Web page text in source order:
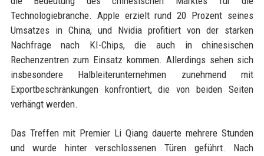
Technologiebranche. Apple erzielt rund 20 Prozent seines
Umsatzes in China, und Nvidia profitiert von der starken
Nachfrage nach KI-Chips, die auch in chinesischen
Rechenzentren zum Einsatz kommen. Allerdings sehen sich
insbesondere Halbleiterunternehmen zunehmend mit
Exportbeschränkungen konfrontiert, die von beiden Seiten
verhängt werden.
Das Treffen mit Premier Li Qiang dauerte mehrere Stunden
und wurde hinter verschlossenen Türen geführt. Nach